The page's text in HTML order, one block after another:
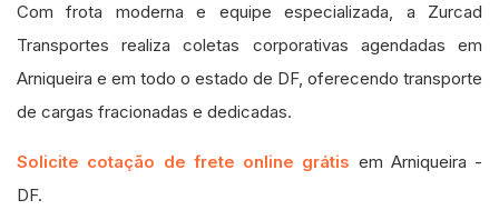
Com frota moderna e equipe especializada, a Zurcad
Transportes realiza coletas corporativas agendadas em
Arniqueira e em todo o estado de DF, oferecendo transporte
de cargas fracionadas e dedicadas.
Solicite cotação de frete online grátis em Arniqueira -
DF.